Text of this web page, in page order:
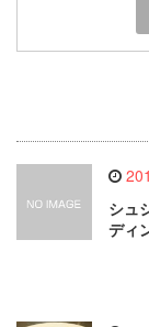
シュ
ディ